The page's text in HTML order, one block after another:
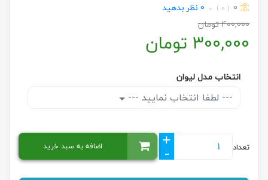
0
( 0 )
0 نظر بدهید
400,000تومان
300,000 تومان
انتخاب مدل لیوان
--- لطفا انتخاب نمایید ---
تعداد
+
-
اضافه به سبد خرید